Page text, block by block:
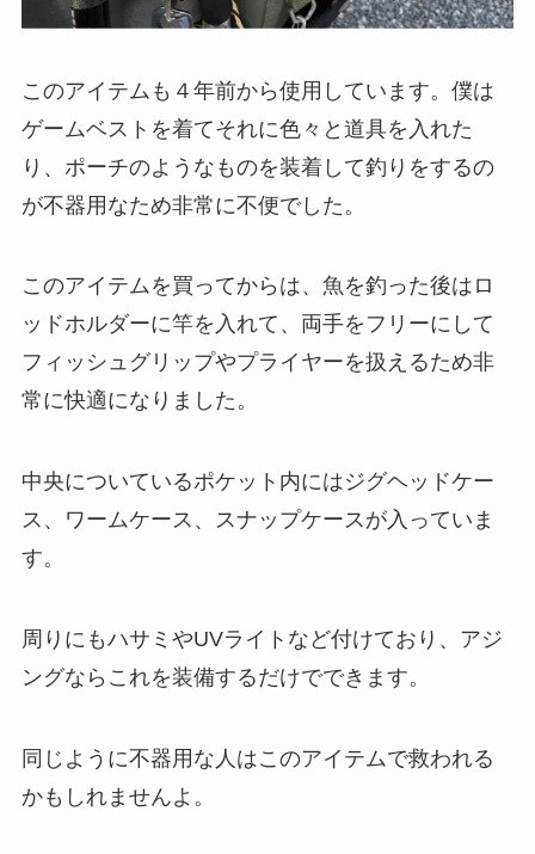
このアイテムも４年前から使用しています。僕は
ゲームベストを着てそれに色々と道具を入れた
り、ポーチのようなものを装着して釣りをするの
が不器用なため非常に不便でした。
このアイテムを買ってからは、魚を釣った後はロ
ッドホルダーに竿を入れて、両手をフリーにして
フィッシュグリップやプライヤーを扱えるため非
常に快適になりました。
中央についているポケット内にはジグヘッドケー
ス、ワームケース、スナップケースが入っていま
す。
周りにもハサミやUVライトなど付けており、アジ
ングならこれを装備するだけでできます。
同じように不器用な人はこのアイテムで救われる
かもしれませんよ。